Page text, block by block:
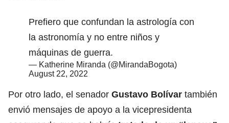
Prefiero que confundan la astrología con
la astronomía y no entre niños y
máquinas de guerra.
— Katherine Miranda (@MirandaBogota)
August 22, 2022
Por otro lado, el senador Gustavo Bolívar también
envió mensajes de apoyo a la vicepresidenta